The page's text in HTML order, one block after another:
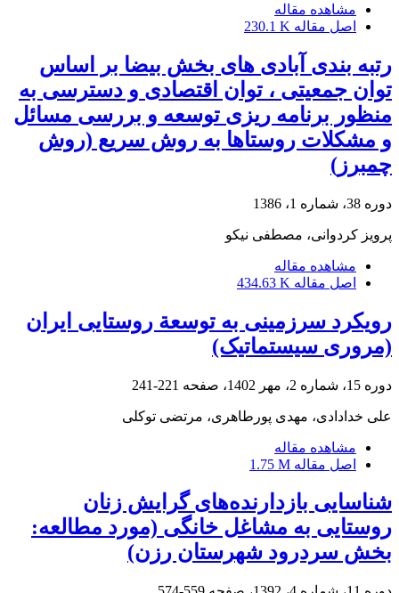
مشاهده مقاله
اصل مقاله 230.1 K
رتبه بندی آبادی های بخش بیضا بر اساس
توان جمعیتی ، توان اقتصادی و دسترسی به
منظور برنامه ریزی توسعه و بررسی مسائل
و مشکلات روستاها به روش سریع (روش
چمبرز)
دوره 38، شماره 1، 1386
پرویز کردوانی، مصطفی نیکو
مشاهده مقاله
اصل مقاله 434.63 K
رویکرد سرزمینی به توسعة روستایی ایران
(مروری سیستماتیک)
دوره 15، شماره 2، مهر 1402، صفحه 221-241
علی خدادادی، مهدی پورطاهری، مرتضی توکلی
مشاهده مقاله
اصل مقاله 1.75 M
شناسایی بازدارنده‌های گرایش زنان
روستایی به مشاغل خانگی (مورد مطالعه:
بخش سردرود شهرستان رزن)